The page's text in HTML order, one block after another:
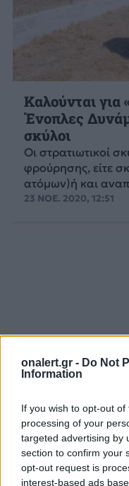
onalert.gr - Do Not
Information
If you wish to opt-out
processing of your
targeted advertising by
section to confirm your
opt-out request is
interest-based ads
Καλούνται για
Ένοπλες
σκύλοι
Οι στρατιωτικοί
φρούρησης, είτε
ατόµων)ή και
23 ΝΟΕ. 2020, 12:51